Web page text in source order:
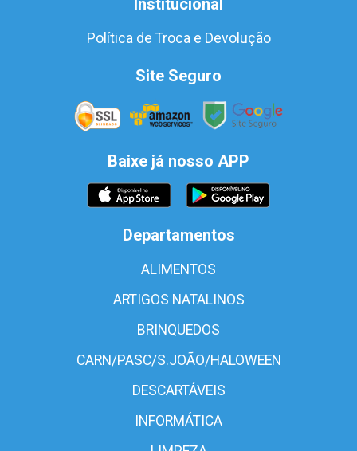
Política de Troca e Devolução
Site Seguro
Baixe já nosso APP
Departamentos
ALIMENTOS
ARTIGOS NATALINOS
BRINQUEDOS
CARN/PASC/S.JOÃO/HALOWEEN
DESCARTÁVEIS
INFORMÁTICA